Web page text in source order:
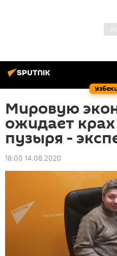
Мировую
ожидает
пузыря -
18:00 14.08.2020